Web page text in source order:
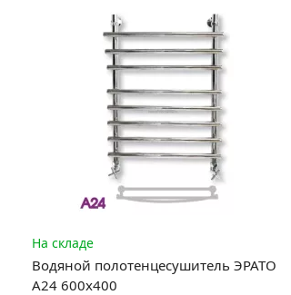
На складе
Водяной полотенцесушитель ЭРАТО
А24 600x400